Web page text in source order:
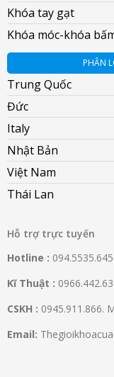
Khóa tay gạt
Khóa móc-khóa
PHÂN
Trung Quốc
Đức
Italy
Nhật Bản
Việt Nam
Thái Lan
Hỗ trợ trực tuyến
Hotline :
Kĩ Thuật :
CSKH : 0945.911.866.
Email: